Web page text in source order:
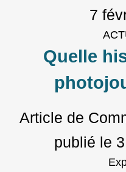
7
Quelle
Article de
publié le